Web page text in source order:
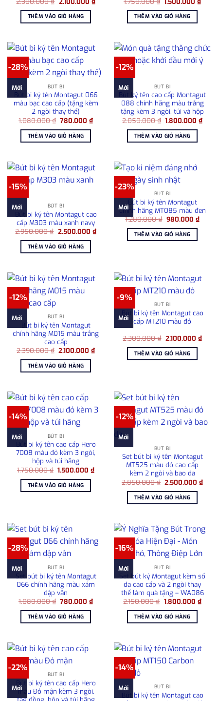
là:
2.300.000 ₫.
hiện
2.100.000 ₫.
THÊM VÀO GIỎ HÀNG là:
1.750.000 ₫.
hiện
THÊM VÀO GIỎ HÀNG
-28%
Mới BÚT BI
Bút bi ký tên Montagut 066
màu bạc cao cấp (tặng kèm
2 ngòi thay thế)
1.080.000₫ Giá
là:
1.080.000 ₫.
780.000₫Giá
hiện
THÊM VÀO GIỎ HÀNG
-12%
Mới BÚT BI
Bút ký tên cao cấp Montagut
088 chính hãng màu trắng
tặng kèm 3 ngòi, túi và hộp
2.050.000₫ Giá
là:
2.050.000 ₫.
1.800.000₫Giá
hiện
THÊM VÀO GIỎ HÀNG
-15%
Mới BÚT BI
Bút bi ký tên Montagut cao
cấp M303 màu xanh navy
2.950.000₫ Giá
là:
2.950.000 ₫.
2.500.000 ₫Giá
hiện
THÊM VÀO GIỎ HÀNG
-23%
Mới
BÚT BI
Bút bi ký tên Montagut
chính hãng MT085 màu đen
1.280.000₫ Giá
là:
1.280.000 ₫.
980.000 ₫Giá
hiện
THÊM VÀO GIỎ HÀNG
-12%
Mới BÚT BI
Bút bi ký tên Montagut
chính hãng M015 màu trắng
cao cấp
2.390.000₫ Giá
là:
2.390.000 ₫.
2.100.000₫Giá
THÊM VÀO GIỎ HÀNG
-9%
Mới
BÚT BI
Bút bi ký tên Montagut cao
cấp MT210 màu đỏ
2.300.000₫ Giá
là:
2.300.000 ₫.
2.100.000 ₫Giá
THÊM VÀO GIỎ HÀNG
-14%
Mới BÚT BI
Bút bi ký tên cao cấp Hero
7008 màu đỏ kèm 3 ngòi,
hộp và túi hãng
1.750.000₫ Giá
là:
1.750.000 ₫.
1.500.000₫Giá
hiện
1.500.000 ₫.
THÊM VÀO GIỎ HÀNG
-12%
Mới
BÚT BI
Set bút bi ký tên Montagut
MT525 màu đỏ cao cấp
kèm 2 ngòi và bao da
2.850.000₫ Giá
là:
2.850.000 ₫.
2.500.000₫Giá
hiện
THÊM VÀO GIỎ HÀNG
-28%
Mới BÚT BI
Set bút bi ký tên Montagut
066 chính hãng màu xám
dập vân
1.080.000₫ Giá
là:
1.080.000 ₫.
780.000₫Giá
hiện
THÊM VÀO GIỎ HÀNG
-16%
Mới BÚT BI
Set bút ký Montagut kèm sổ
da cao cấp và 2 ngòi thay
thế làm quà tặng – WA086
2.150.000₫ Giá
là:
2.150.000 ₫.
1.800.000 ₫Giá
hiện
THÊM VÀO GIỎ HÀNG
-22%
Mới
BÚT BI
Bút bi ký tên cao cấp Hero
màu Đỏ mận kèm 3 ngòi,
-14%
Mới BÚT BI
Bút bi ký tên Montagut cao